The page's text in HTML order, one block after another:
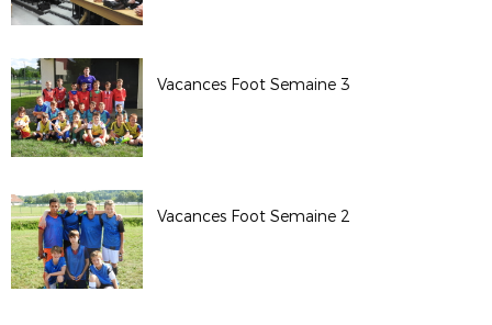
Vacances Foot Semaine 3
Vacances Foot Semaine 2